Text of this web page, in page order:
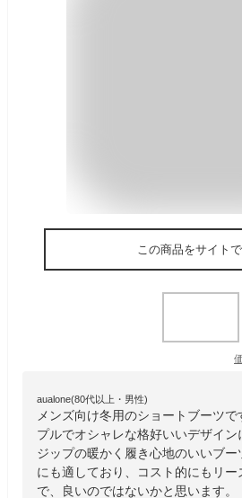
この商品をサイト
aualone(80代以上・男性)
メンズ向け冬用のショートブーツ
プルでオシャレな格好いいデザイン
ジップの暖かく履き心地のいいブ
にも適しており、コスト的にもリ
で、良いのではないかと思います。